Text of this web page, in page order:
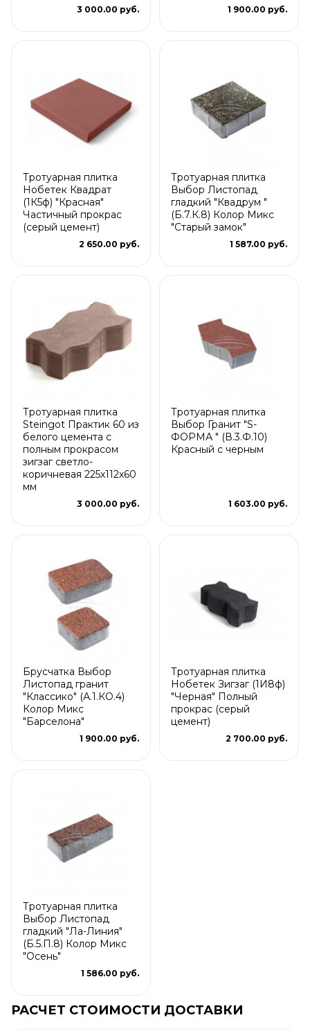
3 000.00 руб. 1 900.00 руб.
Тротуарная плитка
Нобетек Квадрат
(1К5ф) "Красная"
Частичный прокрас
(серый цемент)
2 650.00 руб.
Тротуарная плитка
Выбор Листопад
гладкий "Квадрум "
(Б.7.К.8) Колор Микс
"Старый замок"
1 587.00 руб.
Тротуарная плитка
Steingot Практик 60 из
белого цемента с
полным прокрасом
зигзаг светло-
коричневая 225х112х60
мм
3 000.00 руб.
Тротуарная плитка
Выбор Гранит "S-
ФОРМА " (В.3.Ф.10)
Красный с черным
1 603.00 руб.
Брусчатка Выбор
Листопад гранит
"Классико" (А.1.КО.4)
Колор Микс
"Барселона"
1 900.00 руб.
Тротуарная плитка
Нобетек Зигзаг (1И8ф)
"Черная" Полный
прокрас (серый
цемент)
2 700.00 руб.
Тротуарная плитка
Выбор Листопад
гладкий "Ла-Линия"
(Б.5.П.8) Колор Микс
"Осень"
1 586.00 руб.
РАСЧЕТ СТОИМОСТИ ДОСТАВКИ